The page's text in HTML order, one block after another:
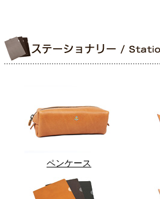
ペンケース